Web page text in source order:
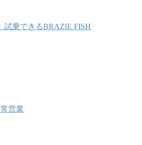
試乗できるBRAZIE FISH
営業